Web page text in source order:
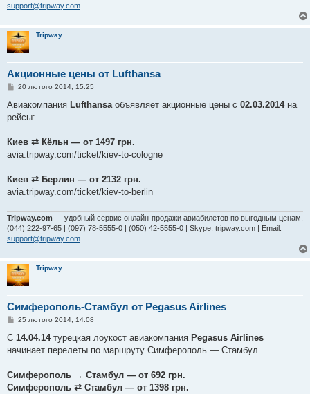
support@tripway.com
Tripway
Акционные цены от Lufthansa
П
в
д
л
е
я
20 лютого 2014, 15:25
Авиакомпания Lufthansaобъявляет акционные цены с 02.03.2014на
рейсы:
Киев ⇄ Кёльн — от 1497 грн.
avia.tripway.com/ticket/kiev-to-cologne
Киев ⇄ Берлин — от 2132 грн.
avia.tripway.com/ticket/kiev-to-berlin
Tripway.com — удобный сервис онлайн-продажи авиабилетов по выгодным ценам.
(044) 222-97-65 | (097) 78-5555-0 | (050) 42-5555-0 | Skype: tripway.com | Email:
support@tripway.com
Tripway
Симферополь-Стамбул от Pegasus Airlines
П
в
д
л
е
25 лютого 2014, 14:08
С 14.04.14турецкая лоукост авиакомпания Pegasus Airlines
начинает перелеты по маршруту Симферополь — Стамбул.
Симферополь → Стамбул — от 692 грн.
Симферополь ⇄ Стамбул — от 1398 грн.